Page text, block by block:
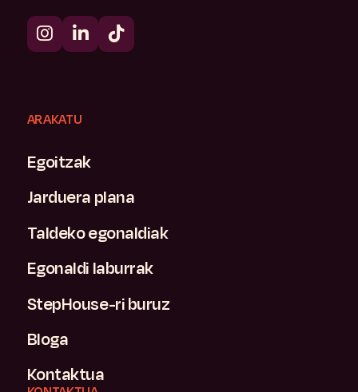
ARAKATU
Egoitzak
Jarduera plana
Taldeko egonaldiak
Egonaldi laburrak
StepHouse-ri buruz
Bloga
Kontaktua